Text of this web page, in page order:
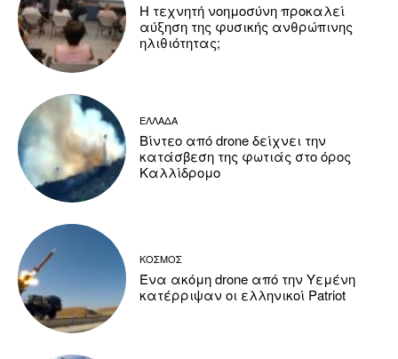
Η τεχνητή νοημοσύνη προκαλεί
αύξηση της φυσικής ανθρώπινης
ηλιθιότητας;
ΕΛΛΑΔΑ
Βίντεο από drone δείχνει την
κατάσβεση της φωτιάς στο όρος
Καλλίδρομο
ΚΟΣΜΟΣ
Ένα ακόμη drone από την Υεμένη
κατέρριψαν οι ελληνικοί Patriot